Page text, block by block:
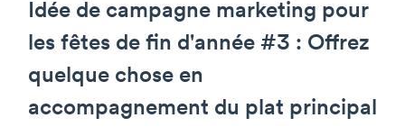
Idée de campagne marketing pour
les fêtes de fin d'année #3 : Offrez
quelque chose en
accompagnement du plat principal